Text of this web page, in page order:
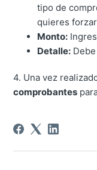
tipo de
quieres forzar
Monto:
Detalle:
4. Una vez
comprobantes